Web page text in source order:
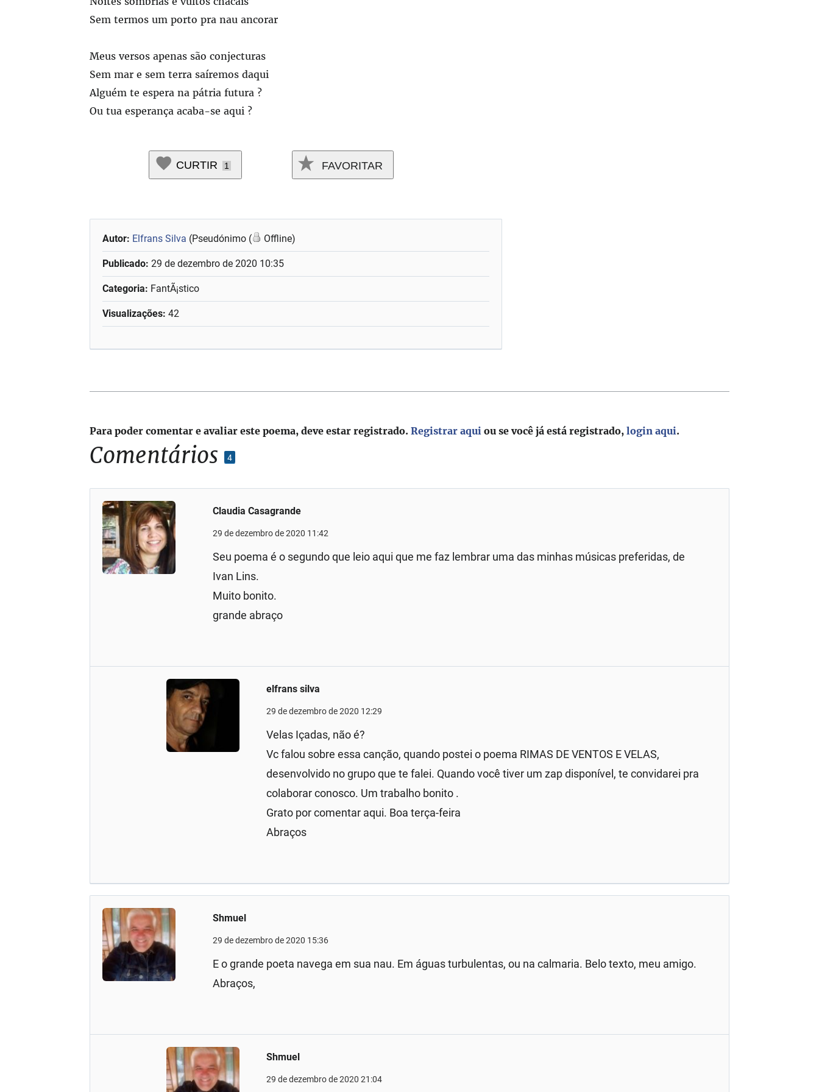
Sem termos um porto pra nau ancorar
Meus versos apenas são conjecturas
Sem mar e sem terra saíremos daqui
Alguém te espera na pátria futura ?
Ou tua esperança acaba-se aqui ?
CURTIR 1 FAVORITAR
Autor: Elfrans Silva (Pseudónimo ( Offline)
Publicado:29 de dezembro de 2020 10:35
Categoria: FantÃ¡stico
Visualizações: 42
Comentários 4
Claudia Casagrande
29 de dezembro de 2020 11:42
Seu poema é o segundo que leio aqui que me faz lembrar uma das minhas músicas preferidas, de
Ivan Lins.
Muito bonito.
grande abraço
elfrans silva
29 de dezembro de 2020 12:29
Velas Içadas, não é?
Vc falou sobre essa canção, quando postei o poema RIMAS DE VENTOS E VELAS,
desenvolvido no grupo que te falei. Quando você tiver um zap disponível, te convidarei pra
colaborar conosco. Um trabalho bonito .
Grato por comentar aqui. Boa terça-feira
Abraços
Shmuel
29 de dezembro de 2020 15:36
E o grande poeta navega em sua nau. Em águas turbulentas, ou na calmaria. Belo texto, meu amigo.
Abraços,
Shmuel
29 de dezembro de 2020 21:04
Para poder comentar e avaliar este poema, deve estar registrado.Registrar aqui ou se você já está registrado,login aqui.